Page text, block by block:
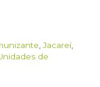
,Jacareí,
de